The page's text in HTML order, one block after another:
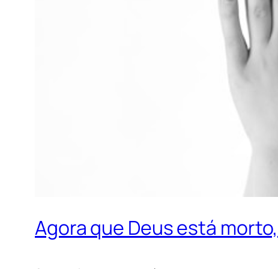
Agora que Deus está